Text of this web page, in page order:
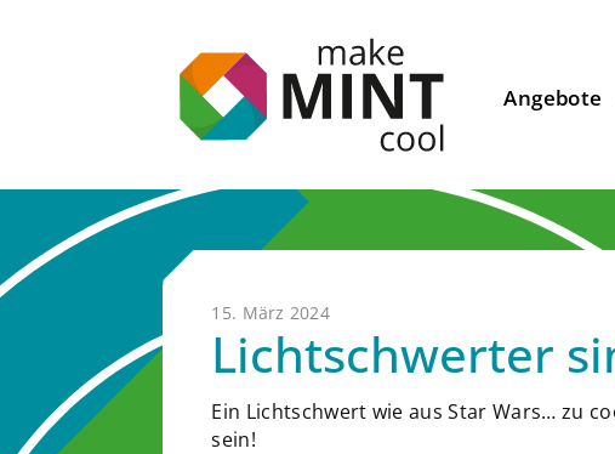
Angebote
15. März 2024
Lichtschwerter
Ein Lichtschwert wie aus Star Wars… zu
sein!